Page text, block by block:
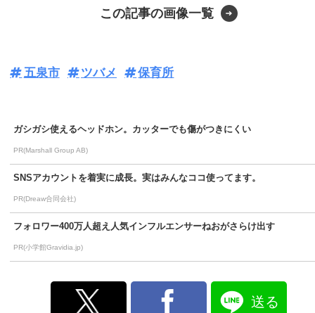
この記事の画像一覧
五泉市 ツバメ 保育所
ガシガシ使えるヘッドホン。カッターでも傷がつきにくい
PR(Marshall Group AB)
SNSアカウントを着実に成長。実はみんなココ使ってます。
PR(Dreaw合同会社)
フォロワー400万人超え人気インフルエンサーねおがさらけ出す
PR(小学館Gravidia.jp)
送る